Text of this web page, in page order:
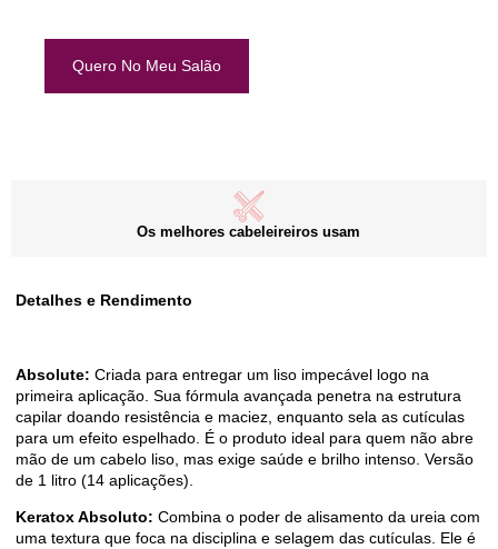
Quero No Meu Salão
Os melhores cabeleireiros usam
Detalhes e Rendimento
Absolute: Criada para entregar um liso impecável logo na
primeira aplicação. Sua fórmula avançada penetra na estrutura
capilar doando resistência e maciez, enquanto sela as cutículas
para um efeito espelhado. É o produto ideal para quem não abre
mão de um cabelo liso, mas exige saúde e brilho intenso. Versão
de 1 litro (14 aplicações).
Keratox Absoluto: Combina o poder de alisamento da ureia com
uma textura que foca na disciplina e selagem das cutículas. Ele é